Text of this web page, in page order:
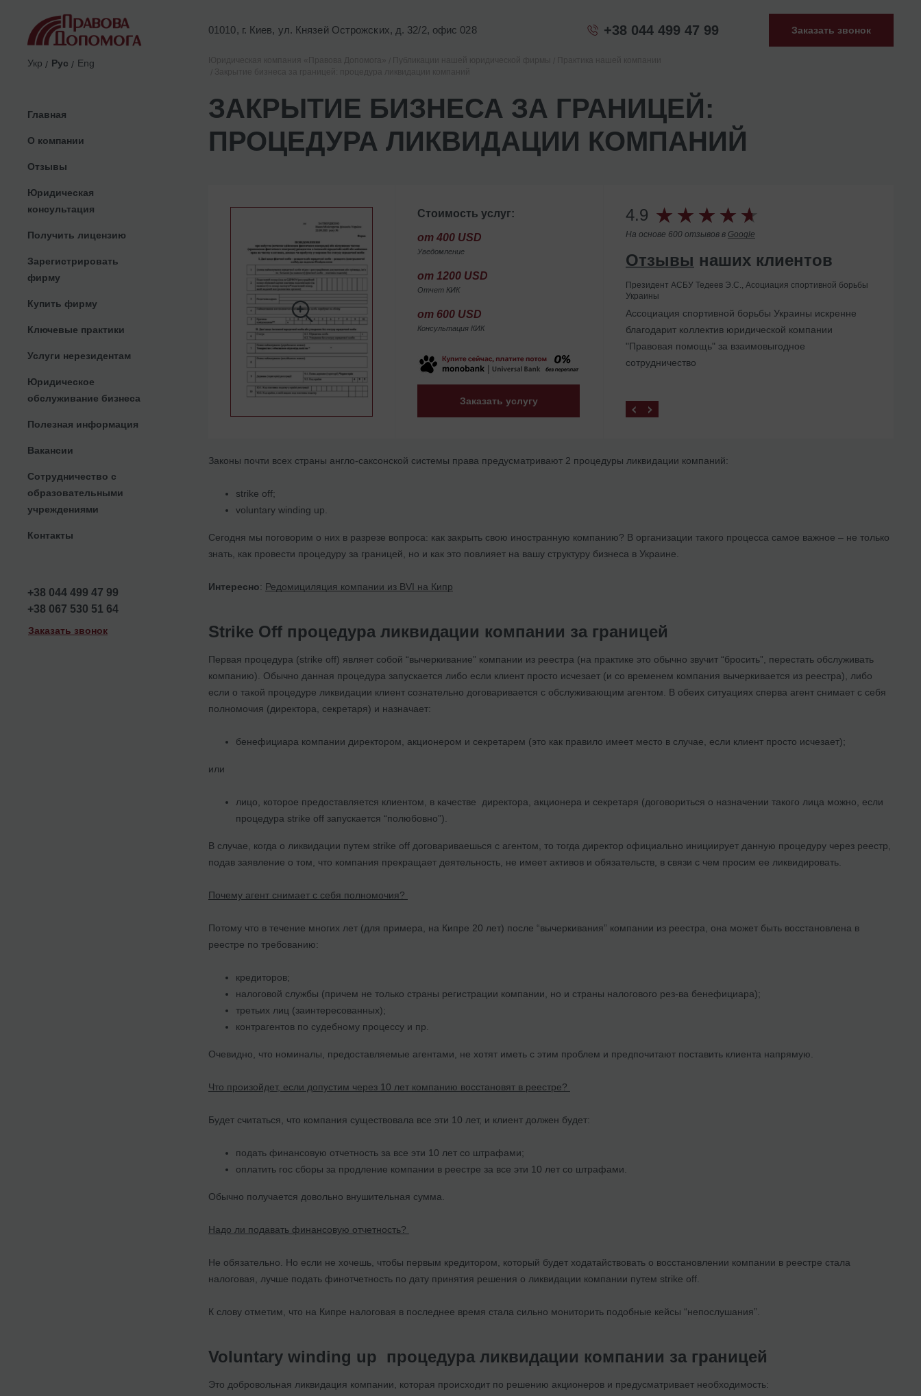
01010, г. Киев, ул. Князей Острожских, д. 32/2, офис 028 +38 044 499 47 99 Заказать звонок
Укр Рус Eng
Главная
О компании
Отзывы
Юридическая
консультация
Получить лицензию
Зарегистрировать
фирму
Купить фирму
Ключевые практики
Услуги нерезидентам
Юридическое
обслуживание бизнеса
Полезная информация
Вакансии
Сотрудничество с
образовательными
учреждениями
Контакты
+38 044 499 47 99
+38 067 530 51 64
Заказать звонок
ЗАКРЫТИЕ БИЗНЕСА ЗА ГРАНИЦЕЙ:
ПРОЦЕДУРА ЛИКВИДАЦИИ КОМПАНИЙ
Стоимость услуг:
от 400 USD
Уведомление
от 1200 USD
Отчет КИК
от 600 USD
Консультация КИК
Заказать услугу
4.9
На основе 600 отзывов в Google
Отзывы наших клиентов
Президент АСБУ Тедеев Э.С., Асоциация спортивной борьбы
Украины
Ассоциация спортивной борьбы Украины искренне
благодарит коллектив юридической компании
"Правовая помощь" за взаимовыгодное
сотрудничество
Помогли с ликвидацией иностранного
представительства в Украине
Законы почти всех страны англо-саксонской системы права предусматривают 2 процедуры ликвидации компаний:
strike off;
voluntary winding up.
Сегодня мы поговорим о них в разрезе вопроса: как закрыть свою иностранную компанию? В организации такого процесса самое важное – не только
знать, как провести процедуру за границей, но и как это повлияет на вашу структуру бизнеса в Украине.
Интересно: Редомициляция компании из BVI на Кипр
Strike Off процедура ликвидации компании за границей
Первая процедура (strike off) являет собой “вычеркивание” компании из реестра (на практике это обычно звучит “бросить”, перестать обслуживать
компанию). Обычно данная процедура запускается либо если клиент просто исчезает (и со временем компания вычеркивается из реестра), либо
если о такой процедуре ликвидации клиент сознательно договаривается с обслуживающим агентом. В обеих ситуациях сперва агент снимает с себя
полномочия (директора, секретаря) и назначает:
бенефициара компании директором, акционером и секретарем (это как правило имеет место в случае, если клиент просто исчезает);
или
лицо, которое предоставляется клиентом, в качестве директора, акционера и секретаря (договориться о назначении такого лица можно, если
процедура strike off запускается “полюбовно”).
В случае, когда о ликвидации путем strike off договариваешься с агентом, то тогда директор официально инициирует данную процедуру через реестр,
подав заявление о том, что компания прекращает деятельность, не имеет активов и обязательств, в связи с чем просим ее ликвидировать.
Почему агент снимает с себя полномочия?
Потому что в течение многих лет (для примера, на Кипре 20 лет) после “вычеркивания” компании из реестра, она может быть восстановлена в
реестре по требованию:
кредиторов;
налоговой службы (причем не только страны регистрации компании, но и страны налогового рез-ва бенефициара);
третьих лиц (заинтересованных);
контрагентов по судебному процессу и пр.
Очевидно, что номиналы, предоставляемые агентами, не хотят иметь с этим проблем и предпочитают поставить клиента напрямую.
Что произойдет, если допустим через 10 лет компанию восстановят в реестре?
Будет считаться, что компания существовала все эти 10 лет, и клиент должен будет:
подать финансовую отчетность за все эти 10 лет со штрафами;
оплатить гос сборы за продление компании в реестре за все эти 10 лет со штрафами.
Обычно получается довольно внушительная сумма.
Надо ли подавать финансовую отчетность?
Не обязательно. Но если не хочешь, чтобы первым кредитором, который будет ходатайствовать о восстановлении компании в реестре стала
налоговая, лучше подать финотчетность по дату принятия решения о ликвидации компании путем strike off.
К слову отметим, что на Кипре налоговая в последнее время стала сильно мониторить подобные кейсы “непослушания”.
Voluntary winding up процедура ликвидации компании за границей
Это добровольная ликвидация компании, которая происходит по решению акционеров и предусматривает необходимость: